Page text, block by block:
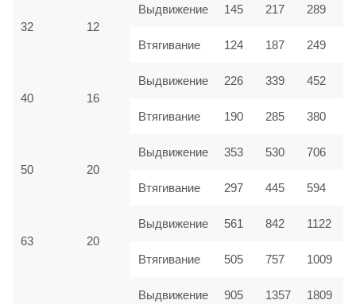
32 12
Выдвижение 145 217 289
Втягивание 124 187 249
40 16
Выдвижение 226 339 452
Втягивание 190 285 380
50 20
Выдвижение 353 530 706
Втягивание 297 445 594
63 20
Выдвижение 561 842 1122
Втягивание 505 757 1009
Выдвижение 905 1357 1809